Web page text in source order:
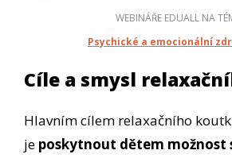
WEBINÁŘE EDUALL NA
Psychické a emocionální
Cíle a smysl
Hlavním cílem relaxačního
je poskytnout dětem možnost